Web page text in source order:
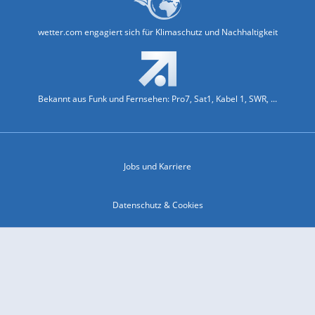
wetter.com engagiert sich für Klimaschutz und Nachhaltigkeit
Bekannt aus Funk und Fernsehen: Pro7, Sat1, Kabel 1, SWR, ...
Jobs und Karriere
Datenschutz & Cookies